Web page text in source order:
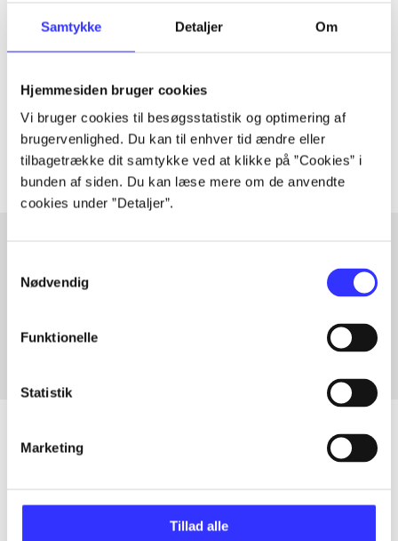
Samtykke Detaljer Om
Hjemmesiden bruger cookies
Vi bruger cookies til besøgsstatistik og optimering af
brugervenlighed. Du kan til enhver tid ændre eller
tilbagetrække dit samtykke ved at klikke på ”Cookies” i
bunden af siden. Du kan læse mere om de anvendte
cookies under ”Detaljer”.
Nødvendig
Funktionelle
Statistik
Marketing
Tillad alle
Artiklen er en del af
Tidsskrift
Artiklerne i handler ofte om
Artikler med samme emner
Alle registrerede artikler fordelt på udgivelser